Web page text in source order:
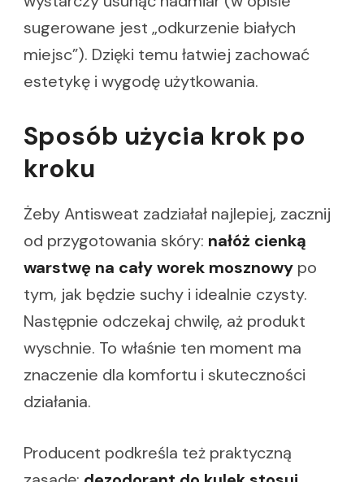
sugerowane jest „odkurzenie białych
miejsc”). Dzięki temu łatwiej zachować
estetykę i wygodę użytkowania.
Sposób użycia krok po
kroku
Żeby Antisweat zadziałał najlepiej, zacznij
od przygotowania skóry: nałóż cienką
warstwę na cały worek mosznowy po
tym, jak będzie suchy i idealnie czysty.
Następnie odczekaj chwilę, aż produkt
wyschnie. To właśnie ten moment ma
znaczenie dla komfortu i skuteczności
działania.
Producent podkreśla też praktyczną